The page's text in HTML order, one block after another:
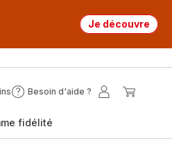
Je découvre
Besoin d'aide ?
Besoin
?
Mon
fidélité